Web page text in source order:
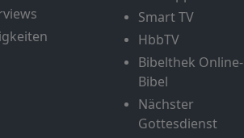
Smart TV
HbbTV
Bibelthek Online-
Bibel
Nächster
Gottesdienst